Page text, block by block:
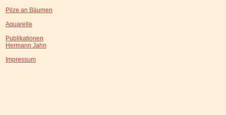
Pilze an Bäumen
Aquarelle
Publikationen
Hermann Jahn
Impressum